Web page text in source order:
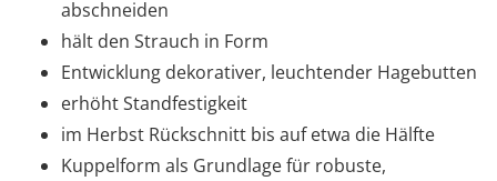
abschneiden
hält den Strauch in Form
Entwicklung dekorativer, leuchtender Hagebutten
erhöht Standfestigkeit
im Herbst Rückschnitt bis auf etwa die Hälfte
Kuppelform als Grundlage für robuste,